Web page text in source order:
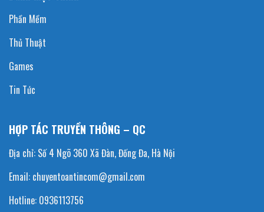
Phần Mềm
Thủ Thuật
Games
Tin Tức
HỢP TÁC TRUYỀN THÔNG – QC
Địa chỉ: Số 4 Ngõ 360 Xã Đàn, Đống Đa, Hà Nội
Email: chuyentoantincom@gmail.com
Hotline: 0936113756